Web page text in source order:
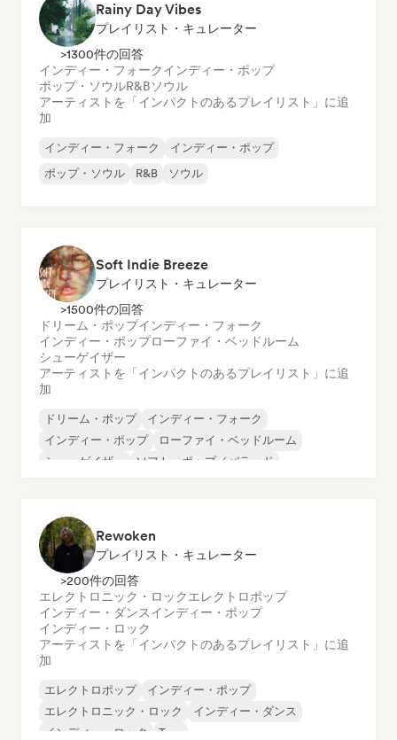
Rainy Day Vibes
プレイリスト・キュレーター
>1300件の回答
インディー・フォークインディー・ポップ
ポップ・ソウルR&Bソウル
アーティストを「インパクトのあるプレイリスト」に追
加
インディー・フォーク
インディー・ポップ
ポップ・ソウル
R&B ソウル
Soft Indie Breeze
プレイリスト・キュレーター
>1500件の回答
ドリーム・ポップインディー・フォーク
インディー・ポップローファイ・ベッドルーム
シューゲイザー
アーティストを「インパクトのあるプレイリスト」に追
加
ドリーム・ポップ
インディー・フォーク
インディー・ポップ
ローファイ・ベッドルーム
シューゲイザー
ソフト・ポップ／バラード
Rewoken
プレイリスト・キュレーター
>200件の回答
エレクトロニック・ロックエレクトロポップ
インディー・ダンスインディー・ポップ
インディー・ロック
アーティストを「インパクトのあるプレイリスト」に追
加
エレクトロポップ
インディー・ポップ
エレクトロニック・ロック
インディー・ダンス
インディー・ロック
Trap